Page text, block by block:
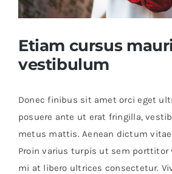
Etiam cursus
vestibulum
Donec finibus sit amet orci eget
posuere ante ut erat fringilla,
metus mattis. Aenean dictum
Proin varius turpis ut sem porttitor
mi at libero ultrices consectetur.